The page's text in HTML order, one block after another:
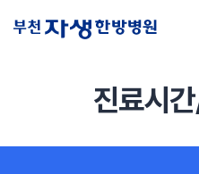
진료시